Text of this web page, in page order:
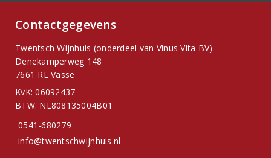
Contactgegevens
Twentsch Wijnhuis (onderdeel van Vinus Vita BV)
Denekamperweg 148
7661 RL Vasse
KvK: 06092437
BTW: NL808135004B01
0541-680279
info@twentschwijnhuis.nl